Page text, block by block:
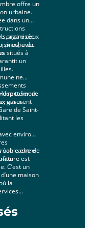
offre un
urbaine.
dans un
attire ceux
proche de
organisée
avec
situés à
un
ne
de
assurent
directement
gares
de Saint-
les
environ
entre
son cadre de
est
C’est un
maison
la